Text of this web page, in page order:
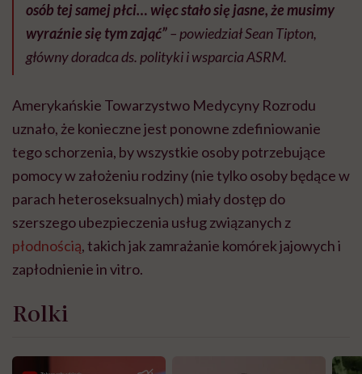
osób tej samej płci… więc stało się jasne, że musimy
wyraźnie się tym zająć”– powiedział Sean Tipton,
główny doradca ds. polityki i wsparcia ASRM.
Amerykańskie Towarzystwo Medycyny Rozrodu
uznało, że konieczne jest ponowne zdefiniowanie
tego schorzenia, by wszystkie osoby potrzebujące
pomocy w założeniu rodziny (nie tylko osoby będące w
parach heteroseksualnych) miały dostęp do
szerszego ubezpieczenia usług związanych z
płodnością, takich jak zamrażanie komórek jajowych i
zapłodnienie in vitro.
Rolki